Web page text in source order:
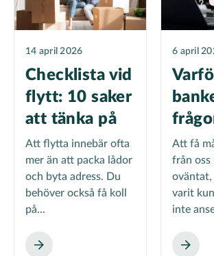
14 april 2026
Checklista vid
flytt: 10 saker
att tänka på
Att flytta innebär ofta
mer än att packa lådor
och byta adress. Du
behöver också få koll
på...
6 april
Att få
från oss
oväntat,
varit
inte